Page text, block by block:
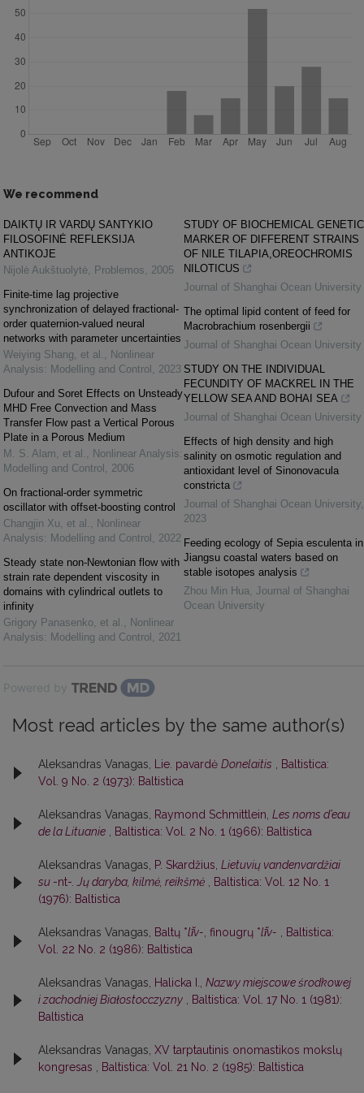
We recommend
DAIKTŲ IR VARDŲ SANTYKIO
FILOSOFINĖ REFLEKSIJA
ANTIKOJE
Nijolė Aukštuolytė, Problemos, 2005
Finite-time lag projective
synchronization of delayed fractional-
order quaternion-valued neural
networks with parameter uncertainties
Weiying Shang, et al. , Nonlinear
Analysis: Modelling and Control , 2023
Dufour and Soret Effects on Unsteady
MHD Free Convection and Mass
Transfer Flow past a Vertical Porous
Plate in a Porous Medium
M. S. Alam, et al. , Nonlinear Analysis:
Modelling and Control , 2006
On fractional-order symmetric
oscillator with offset-boosting control
Changjin Xu, et al. , Nonlinear
Analysis: Modelling and Control , 2022
Steady state non-Newtonian flow with
strain rate dependent viscosity in
domains with cylindrical outlets to
infinity
Grigory Panasenko, et al. , Nonlinear
Analysis: Modelling and Control , 2021
STUDY OF BIOCHEMICAL GENETIC
MARKER OF DIFFERENT STRAINS
OF NILE TILAPIA,OREOCHROMIS
NILOTICUS
Journal of Shanghai Ocean University
The optimal lipid content of feed for
Macrobrachium rosenbergii
Journal of Shanghai Ocean University
STUDY ON THE INDIVIDUAL
FECUNDITY OF MACKREL IN THE
YELLOW SEA AND BOHAI SEA
Journal of Shanghai Ocean University
Effects of high density and high
salinity on osmotic regulation and
antioxidant level of Sinonovacula
constricta
Journal of Shanghai Ocean University,
2023
Feeding ecology of Sepia esculenta in
Jiangsu coastal waters based on
stable isotopes analysis
Zhou Min Hua, Journal of Shanghai
Ocean University
Powered by
Most read articles by the same author(s)
Aleksandras Vanagas, Lie. pavardė Donelaitis , Baltistica:
Vol. 9 No. 2 (1973): Baltistica
Aleksandras Vanagas, Raymond Schmittlein, Les noms d’eau
de la Lituanie , Baltistica: Vol. 2 No. 1 (1966): Baltistica
Aleksandras Vanagas, P. Skardžius, Lietuvių vandenvardžiai
su -nt-. Jų daryba, kilmė, reikšmė , Baltistica: Vol. 12 No. 1
(1976): Baltistica
Aleksandras Vanagas, Baltų *lī̆v-, finougrų *lī̆v- , Baltistica:
Vol. 22 No. 2 (1986): Baltistica
Aleksandras Vanagas, Halicka I., Nazwy miejscowe środkowej
i zachodniej Białostocczyzny , Baltistica: Vol. 17 No. 1 (1981):
Baltistica
Aleksandras Vanagas, XV tarptautinis onomastikos mokslų
kongresas , Baltistica: Vol. 21 No. 2 (1985): Baltistica